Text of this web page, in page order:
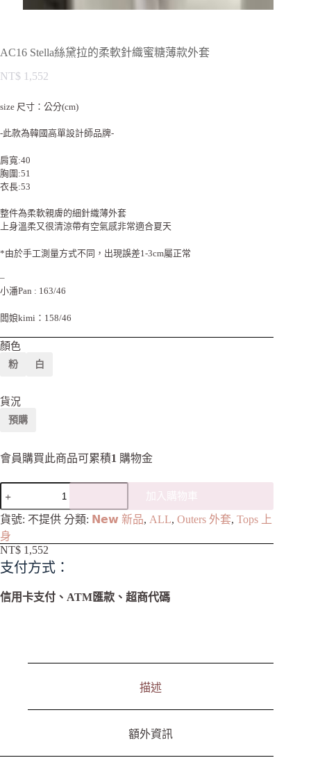
AC16 Stella絲黛拉的柔軟針織蜜糖薄款外套
NT$ 1,552
size 尺寸：公分(cm)
-此款為韓國高單設計師品牌-
肩寬:40
胸圍:51
衣長:53
整件為柔軟親膚的細針織薄外套
上身溫柔又很清涼帶有空氣感非常適合夏天
*由於手工測量方式不同，出現誤差1-3cm屬正常
–
小潘Pan : 163/46
闆娘kimi：158/46
顏色
粉 白
貨況
預購
會員購買此商品可累積1 購物金
加入購物車
A
l
t
e
r
a
t
貨號: 不提供 分類: 𝗡𝗲𝘄 新品, ALL, Outers 外套, Tops 上
身
NT$ 1,552
支付方式：
信用卡支付、ATM匯款、超商代碼
描述
額外資訊